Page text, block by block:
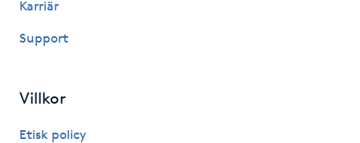
Hollywood Peel
Karriär
Support
Villkor
Etisk policy